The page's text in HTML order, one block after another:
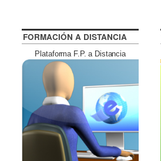
FORMACIÓN A DISTANCIA
Plataforma F.P. a Distancia